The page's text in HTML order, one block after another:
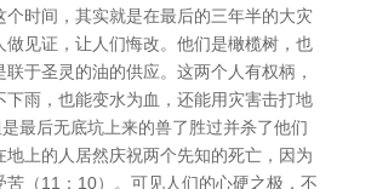
个时间，其实就是在最后的三年半的大灾
做见证，让人们悔改。他们是橄榄树，也
于圣灵的油的供应。这两个人有权柄，
下雨，也能变水为血，还能用灾害击打地
是最后无底坑上来的兽了胜过并杀了他们
地上的人居然庆祝两个先知的死亡，因为
苦（11：10）。可见人们的心硬之极，不